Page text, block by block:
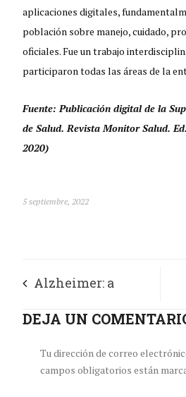
aplicaciones digitales,
población sobre manejo, cuidado,
oficiales. Fue un trabajo
participaron todas las áreas de la
Fuente: Publicación digital de la
de Salud. Revista Monitor Salud.
2020)
5 septiembre, 2022
Alzheimer: a
puertas de un gran
descubrimiento
DEJA UN
Tu dirección de correo
campos obligatorios están